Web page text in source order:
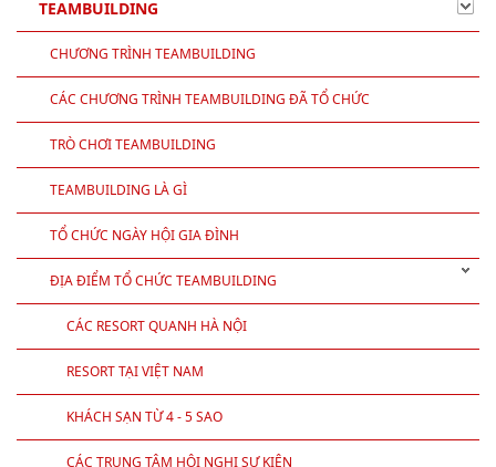
TEAMBUILDING
CHƯƠNG TRÌNH TEAMBUILDING
CÁC CHƯƠNG TRÌNH TEAMBUILDING ĐÃ TỔ CHỨC
TRÒ CHƠI TEAMBUILDING
TEAMBUILDING LÀ GÌ
TỔ CHỨC NGÀY HỘI GIA ĐÌNH
ĐỊA ĐIỂM TỔ CHỨC TEAMBUILDING
CÁC RESORT QUANH HÀ NỘI
RESORT TẠI VIỆT NAM
KHÁCH SẠN TỪ 4 - 5 SAO